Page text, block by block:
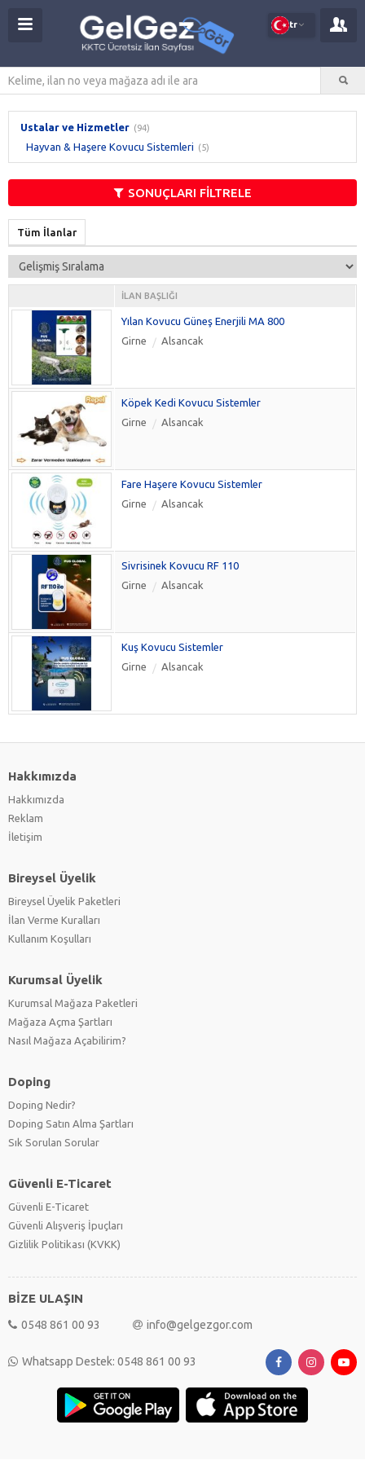
tr
Ustalar ve Hizmetler (94)
Hayvan & Haşere Kovucu Sistemleri (5)
SONUÇLARI FİLTRELE
Tüm İlanlar
İLAN BAŞLIĞI
Yılan Kovucu Güneş Enerjili MA 800
Girne
Alsancak
Köpek Kedi Kovucu Sistemler
Girne
Alsancak
Fare Haşere Kovucu Sistemler
Girne
Alsancak
Sivrisinek Kovucu RF 110
Girne
Alsancak
Kuş Kovucu Sistemler
Girne
Alsancak
Hakkımızda
Hakkımızda
Reklam
İletişim
Bireysel Üyelik
Bireysel Üyelik Paketleri
İlan Verme Kuralları
Kullanım Koşulları
Kurumsal Üyelik
Kurumsal Mağaza Paketleri
Mağaza Açma Şartları
Nasıl Mağaza Açabilirim?
Doping
Doping Nedir?
Doping Satın Alma Şartları
Sık Sorulan Sorular
Güvenli E-Ticaret
Güvenli E-Ticaret
Güvenli Alışveriş İpuçları
Gizlilik Politikası (KVKK)
BİZE ULAŞIN
0548 861 00 93 info@gelgezgor.com
Whatsapp Destek: 0548 861 00 93